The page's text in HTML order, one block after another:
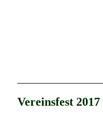
Vereinsfest